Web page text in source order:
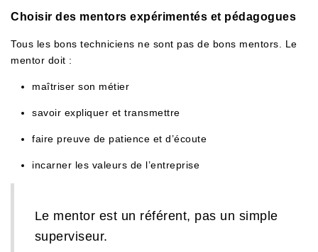
Choisir des mentors expérimentés et pédagogues
Tous les bons techniciens ne sont pas de bons mentors. Le
mentor doit :
maîtriser son métier
savoir expliquer et transmettre
faire preuve de patience et d’écoute
incarner les valeurs de l’entreprise
Le mentor est un référent, pas un simple
superviseur.